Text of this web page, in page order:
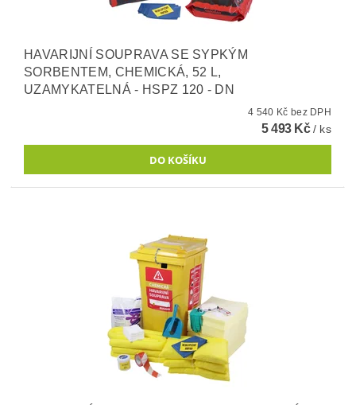
HAVARIJNÍ SOUPRAVA SE SYPKÝM
SORBENTEM, CHEMICKÁ, 52 L,
UZAMYKATELNÁ - HSPZ 120 - DN
4 540 Kč bez DPH
5 493 Kč/ ks